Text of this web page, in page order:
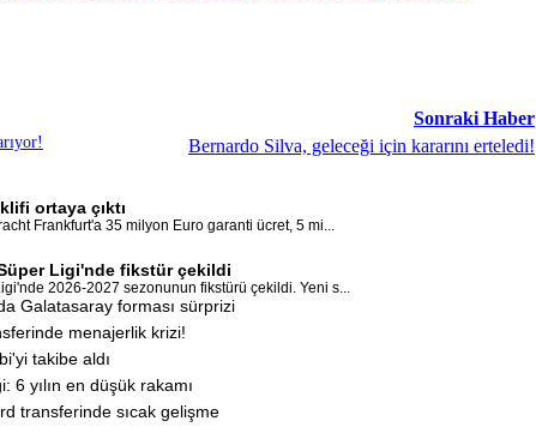
Sonraki Haber
Bernardo Silva, geleceği için kararını erteledi!
ortaya çıktı
Frankfurt'a 35 milyon Euro garanti ücret, 5 mi...
Ligi'nde fikstür çekildi
2026-2027 sezonunun fikstürü çekildi. Yeni s...
Galatasaray forması sürprizi
menajerlik krizi!
takibe aldı
6 yılın en düşük rakamı
transferinde sıcak gelişme